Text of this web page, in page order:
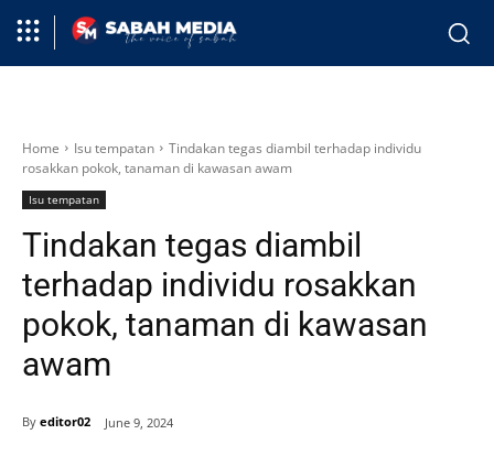
Home Isu tempatan
Tindakan tegas diambil terhadap individu
rosakkan pokok, tanaman di kawasan awam
Isu tempatan
Tindakan tegas diambil
terhadap individu rosakkan
pokok, tanaman di kawasan
awam
By editor02 June 9, 2024